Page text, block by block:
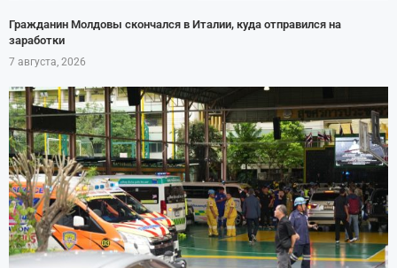
Гражданин Молдовы скончался в Италии, куда отправился на
заработки
7 августа, 2026